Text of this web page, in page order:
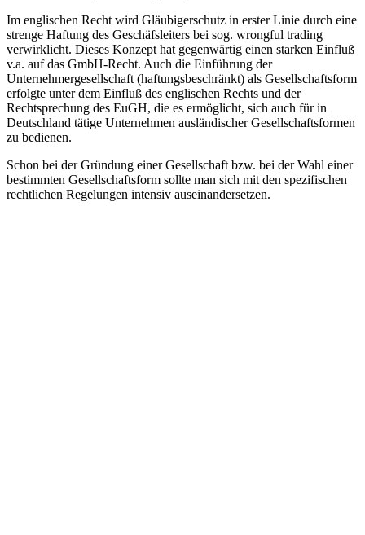
Im englischen Recht wird Gläubigerschutz in erster Linie durch eine
strenge Haftung des Geschäfsleiters bei sog. wrongful trading
verwirklicht. Dieses Konzept hat gegenwärtig einen starken Einfluß
v.a. auf das GmbH-Recht. Auch die Einführung der
Unternehmergesellschaft (haftungsbeschränkt) als Gesellschaftsform
erfolgte unter dem Einfluß des englischen Rechts und der
Rechtsprechung des EuGH, die es ermöglicht, sich auch für in
Deutschland tätige Unternehmen ausländischer Gesellschaftsformen
zu bedienen.
Schon bei der Gründung einer Gesellschaft bzw. bei der Wahl einer
bestimmten Gesellschaftsform sollte man sich mit den spezifischen
rechtlichen Regelungen intensiv auseinandersetzen.